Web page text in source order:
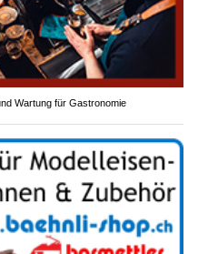
Wartung für Gastronomie